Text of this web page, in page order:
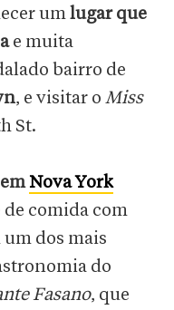
umlugar que
e muita
bairro de
, e visitar o Miss
St.
Nova York
comida com
dos mais
do
Fasano, que